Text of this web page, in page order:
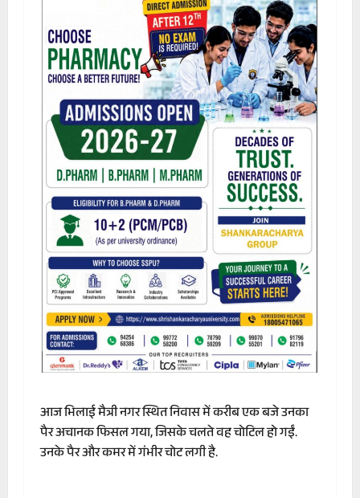
आज भिलाई मैत्री नगर स्थित निवास में करीब एक बजे उनका
पैर अचानक फिसल गया, जिसके चलते वह चोटिल हो गईं.
उनके पैर और कमर में गंभीर चोट लगी है.